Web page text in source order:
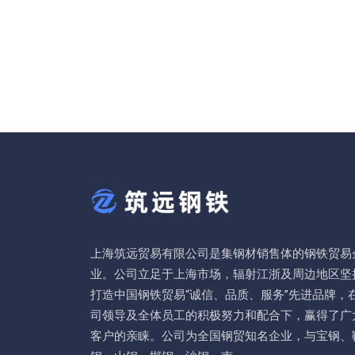
上海筑远贸易有限公司是集钢材销售体的钢铁贸易
业。公司立足于上海市场，辐射江浙及周边地区坚
打造中国钢铁贸易“诚信、品质、服务”先进品牌，
司领导及全体员工的积极努力和配合下，赢得了广
客户的亲睐。公司为全国钢贸知名企业，与宝钢、